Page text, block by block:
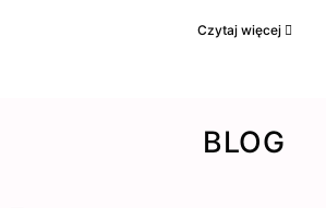
Czytaj więcej
BLOG